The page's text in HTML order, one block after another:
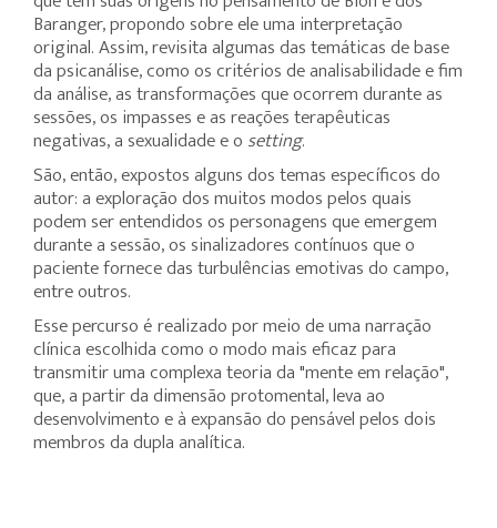
Baranger, propondo sobre ele uma interpretação
original. Assim, revisita algumas das temáticas de base
da psicanálise, como os critérios de analisabilidade e fim
da análise, as transformações que ocorrem durante as
sessões, os impasses e as reações terapêuticas
negativas, a sexualidade e o setting.
São, então, expostos alguns dos temas específicos do
autor: a exploração dos muitos modos pelos quais
podem ser entendidos os personagens que emergem
durante a sessão, os sinalizadores contínuos que o
paciente fornece das turbulências emotivas do campo,
entre outros.
Esse percurso é realizado por meio de uma narração
clínica escolhida como o modo mais eficaz para
transmitir uma complexa teoria da "mente em relação",
que, a partir da dimensão protomental, leva ao
desenvolvimento e à expansão do pensável pelos dois
membros da dupla analítica.